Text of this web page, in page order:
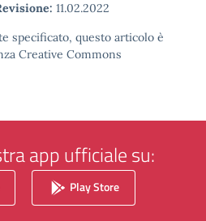
11.02.2022
specificato, questo articolo è
Creative Commons
app ufficiale su:
Play Store